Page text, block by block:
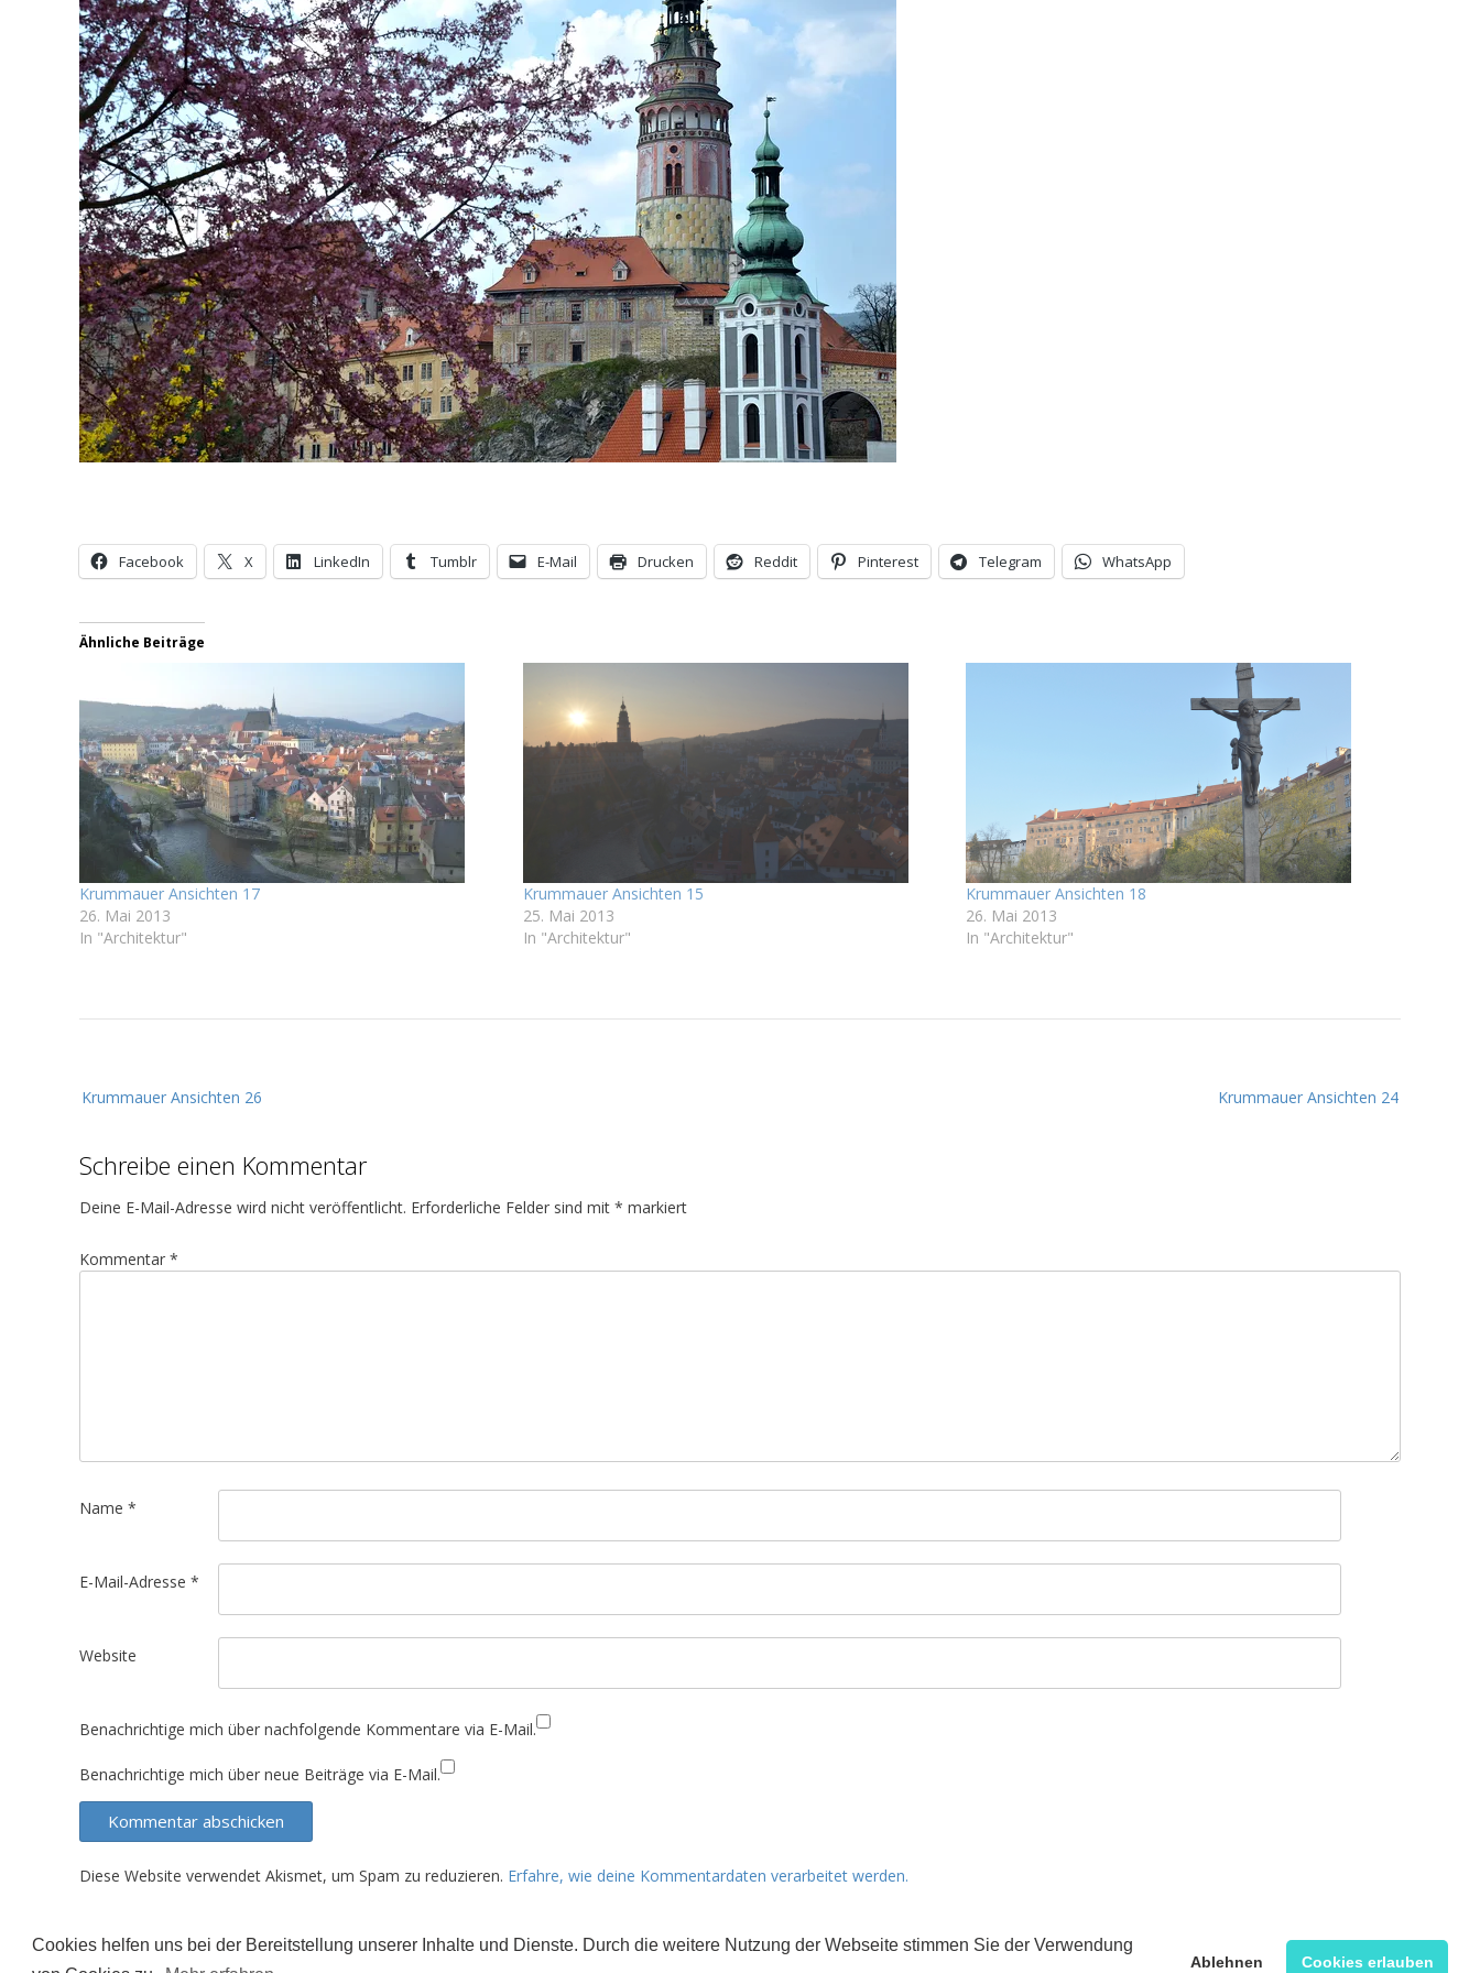
Cookies helfen uns bei der Bereitstellung unserer Inhalte und Dienste. Durch die weitere Nutzung der Webseite stimmen Sie der Verwendung
Ablehnen Cookies erlauben
Facebook X LinkedIn Tumblr E-Mail Drucken Reddit Pinterest Telegram WhatsApp
Ähnliche Beiträge
Krummauer Ansichten 17
26. Mai 2013
In "Architektur"
Krummauer Ansichten 15
25. Mai 2013
In "Architektur"
Krummauer Ansichten 18
26. Mai 2013
In "Architektur"
e
t
r
g
g
t
o
Krummauer Ansichten 24
Krummauer Ansichten 26
Schreibe einen Kommentar
Deine E-Mail-Adresse wird nicht veröffentlicht. Erforderliche Felder sind mit * markiert
Kommentar *
Name *
E-Mail-Adresse *
Website
Benachrichtige mich über nachfolgende Kommentare via E-Mail.
Benachrichtige mich über neue Beiträge via E-Mail.
Diese Website verwendet Akismet, um Spam zu reduzieren. Erfahre, wie deine Kommentardaten verarbeitet werden.